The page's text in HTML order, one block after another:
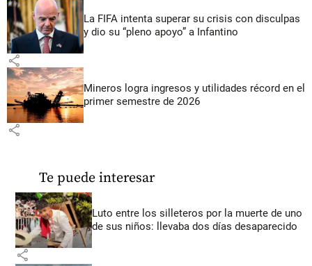
La FIFA intenta superar su crisis con disculpas
y dio su “pleno apoyo” a Infantino
share
Mineros logra ingresos y utilidades récord en el
primer semestre de 2026
share
Te puede interesar
Luto entre los silleteros por la muerte de uno
de sus niños: llevaba dos días desaparecido
share